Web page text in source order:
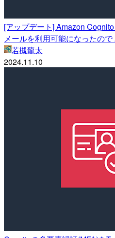
[アップデート] Amazon
メールを利用可能になったの
若槻龍太
2024.11.10